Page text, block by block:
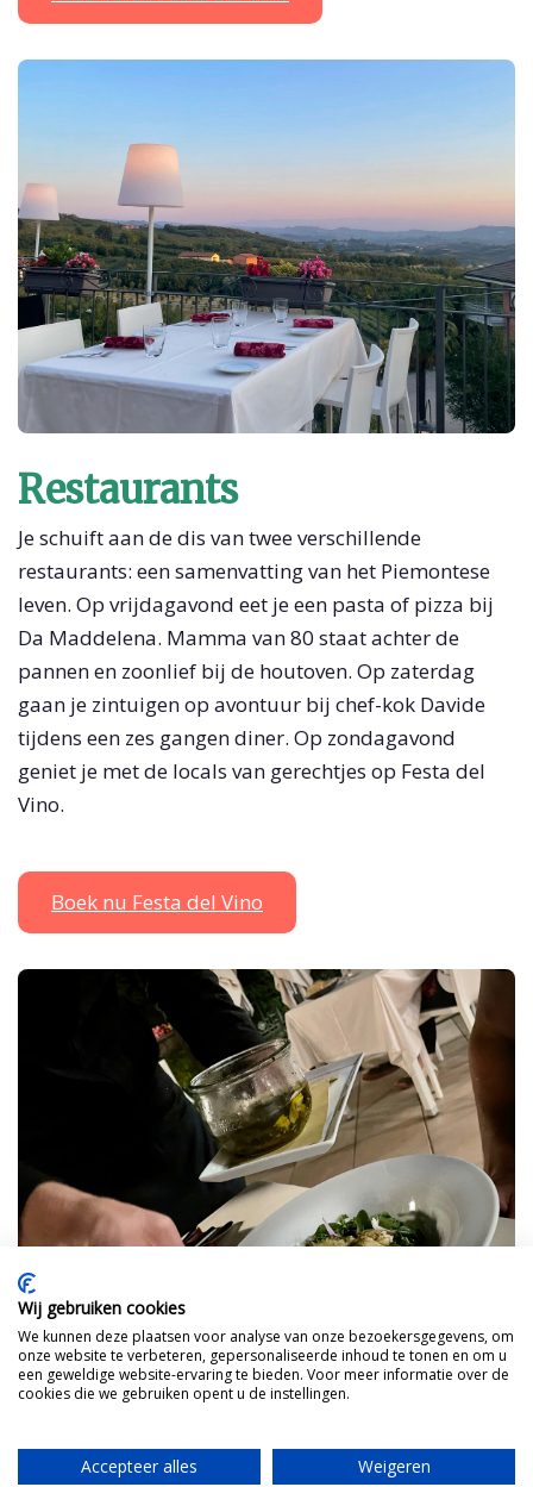
Restaurants
Je schuift aan de dis van twee verschillende
restaurants: een samenvatting van het Piemontese
leven. Op vrijdagavond eet je een pasta of pizza bij
Da Maddelena. Mamma van 80 staat achter de
pannen en zoonlief bij de houtoven. Op zaterdag
gaan je zintuigen op avontuur bij chef-kok Davide
tijdens een zes gangen diner. Op zondagavond
geniet je met de locals van gerechtjes op Festa del
Vino.
Boek nu Festa del Vino
Wij gebruiken cookies
We kunnen deze plaatsen voor analyse van onze bezoekersgegevens, om
onze website te verbeteren, gepersonaliseerde inhoud te tonen en om u
een geweldige website-ervaring te bieden. Voor meer informatie over de
cookies die we gebruiken opent u de instellingen.
Accepteer alles
Weigeren